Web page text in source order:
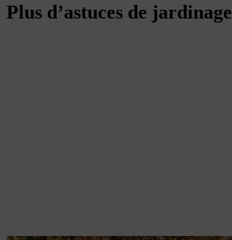
Plus d’astuces de jardinage